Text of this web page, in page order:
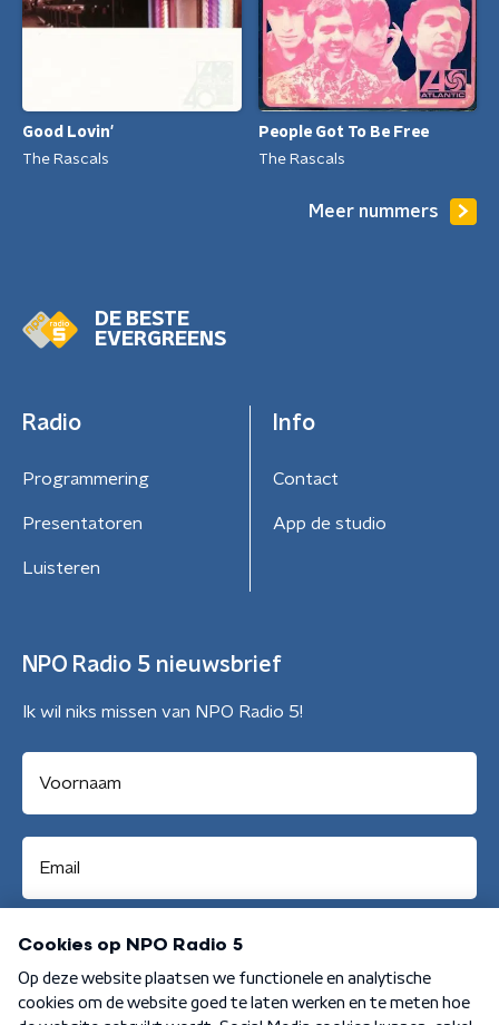
Good Lovin'
The Rascals
People Got To Be Free
The Rascals
Meer nummers
DE BESTE
EVERGREENS
Radio
Programmering
Presentatoren
Luisteren
Info
Contact
App de studio
NPO Radio 5 nieuwsbrief
Ik wil niks missen van NPO Radio 5!
Aanmelden